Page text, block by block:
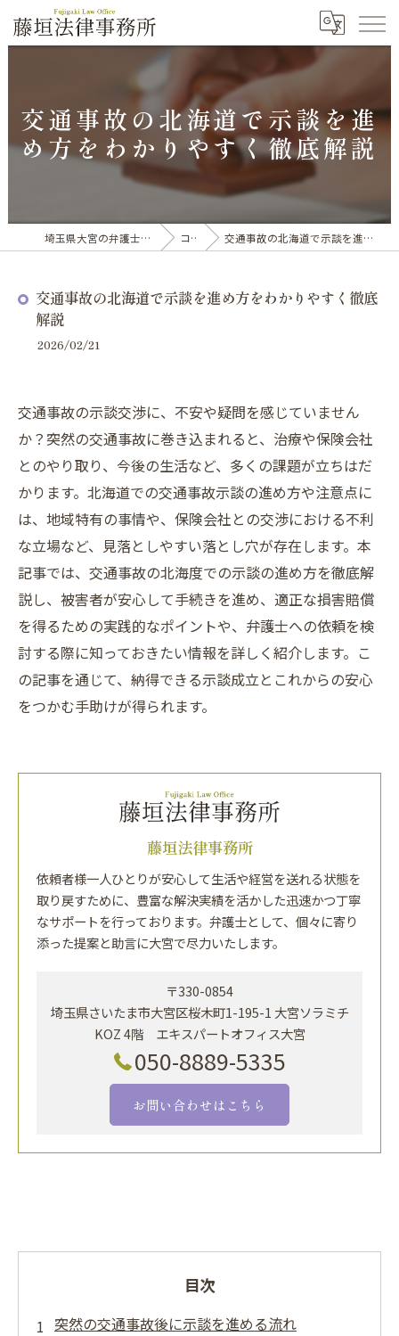
交通事故の北海道で示談を進
め方をわかりやすく徹底解説
埼玉県大宮の弁護士なら藤垣法律事務所 コラム 交通事故の北海道で示談を進め方をわかりやすく徹底解説
交通事故の北海道で示談を進め方をわかりやすく徹底
解説
2026/02/21
交通事故の示談交渉に、不安や疑問を感じていません
か？突然の交通事故に巻き込まれると、治療や保険会社
とのやり取り、今後の生活など、多くの課題が立ちはだ
かります。北海道での交通事故示談の進め方や注意点に
は、地域特有の事情や、保険会社との交渉における不利
な立場など、見落としやすい落とし穴が存在します。本
記事では、交通事故の北海度での示談の進め方を徹底解
説し、被害者が安心して手続きを進め、適正な損害賠償
を得るための実践的なポイントや、弁護士への依頼を検
討する際に知っておきたい情報を詳しく紹介します。こ
の記事を通じて、納得できる示談成立とこれからの安心
をつかむ手助けが得られます。
藤垣法律事務所
依頼者様一人ひとりが安心して生活や経営を送れる状態を
取り戻すために、豊富な解決実績を活かした迅速かつ丁寧
なサポートを行っております。弁護士として、個々に寄り
添った提案と助言に大宮で尽力いたします。
〒330-0854
埼玉県さいたま市大宮区桜木町1-195-1 大宮ソラミチ
KOZ 4階 エキスパートオフィス大宮
050-8889-5335
お問い合わせはこちら
目次
突然の交通事故後に示談を進める流れ